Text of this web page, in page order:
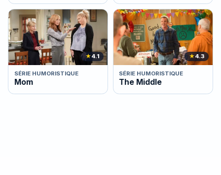
★4.1
SÉRIE HUMORISTIQUE
Mom
★4.3
SÉRIE HUMORISTIQUE
The Middle